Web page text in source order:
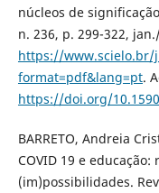
núcleos de
n. 236, p. 299-322,
https://www.scielo.br/
format=pdf&lang=pt.
https://doi.org/
BARRETO, Andreia
COVID 19 e
(im)possibilidades.